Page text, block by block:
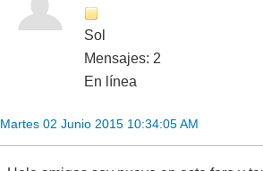
Sol
Mensajes: 2
En línea
Martes 02 Junio 2015 10:34:05 AM